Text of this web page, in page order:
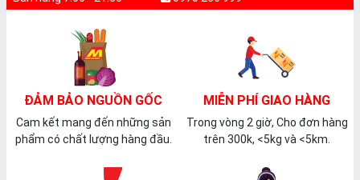
ĐẢM BẢO NGUỒN GỐC
Cam kết mang đến những sản
phẩm có chất lượng hàng đầu.
MIỄN PHÍ GIAO HÀNG
Trong vòng 2 giờ, Cho đơn hàng
trên 300k, <5kg và <5km.